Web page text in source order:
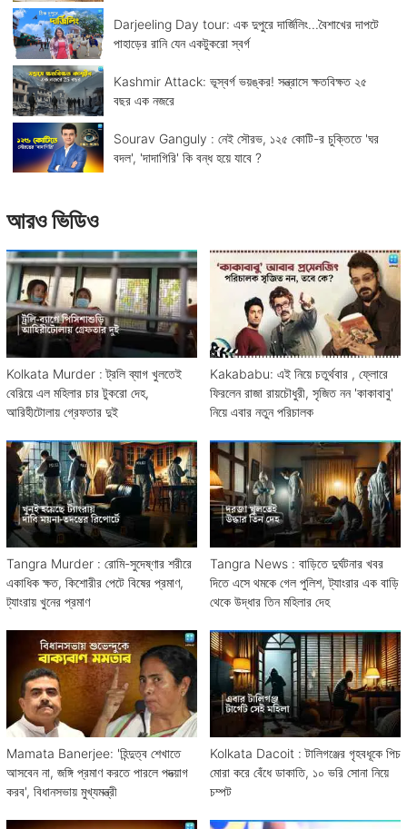
Darjeeling Day tour: এক দুপুরে দার্জিলিং...বৈশাখের দাপটে
পাহাড়ের রানি যেন একটুকরো স্বর্গ
Kashmir Attack: ভূস্বর্গ ভয়ঙ্কর! সন্ত্রাসে ক্ষতবিক্ষত ২৫
বছর এক নজরে
Sourav Ganguly : নেই সৌরভ, ১২৫ কোটি-র চুক্তিতে 'ঘর
বদল', 'দাদাগিরি' কি বন্ধ হয়ে যাবে ?
আরও ভিডিও
Kolkata Murder : ট্রলি ব্যাগ খুলতেই
বেরিয়ে এল মহিলার চার টুকরো দেহ,
আরিহীটোলায় গ্রেফতার দুই
Kakababu: এই নিয়ে চতুর্থবার , ফ্লোরে
ফিরলেন রাজা রায়চৌধুরী, সৃজিত নন 'কাকাবাবু'
নিয়ে এবার নতুন পরিচালক
Tangra Murder : রোমি-সুদেষ্ণার শরীরে
একাধিক ক্ষত, কিশোরীর পেটে বিষের প্রমাণ,
ট্যাংরায় খুনের প্রমাণ
Tangra News : বাড়িতে দুর্ঘটনার খবর
দিতে এসে থমকে গেল পুলিশ, ট্যাংরার এক বাড়ি
থেকে উদ্ধার তিন মহিলার দেহ
Mamata Banerjee: 'হিন্দুত্ব শেখাতে
আসবেন না, জঙ্গি প্রমাণ করতে পারলে পদত্য়াগ
করব', বিধানসভায় মুখ্যমন্ত্রী
Kolkata Dacoit : টালিগঞ্জের গৃহবধূকে পিচ
মোরা করে বেঁধে ডাকাতি, ১০ ভরি সোনা নিয়ে
চম্পট